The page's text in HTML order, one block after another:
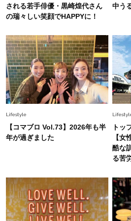
Fashion 2026.7.31
【40代のTシャツコー
Fashion 2026.6.25
毎日忙しい40代が頼
とくせ黒ワンピ】〈5
される若手俳優・黒崎煌代さん
の瑞々しい笑顔でHAPPYに！
中う
Lifestyle
【コマブロ Vol.73】2026年も半
年が過ぎました
トッ
【女
酷な
る苦